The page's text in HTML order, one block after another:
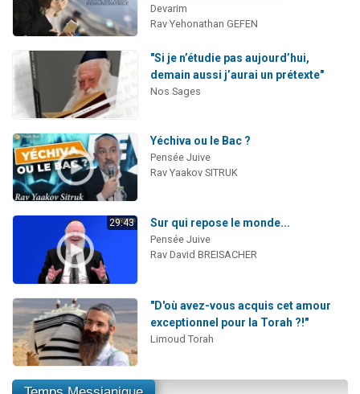
Devarim
Rav Yehonathan GEFEN
"Si je n’étudie pas aujourd’hui,
demain aussi j’aurai un prétexte"
Nos Sages
Yéchiva ou le Bac ?
Pensée Juive
Rav Yaakov SITRUK
29:43 Sur qui repose le monde...
Pensée Juive
Rav David BREISACHER
"D'où avez-vous acquis cet amour
exceptionnel pour la Torah ?!"
Limoud Torah